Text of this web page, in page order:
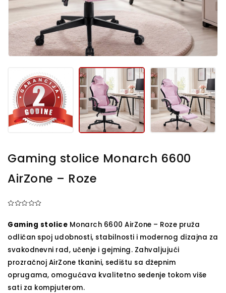
Gaming stolice Monarch 6600
AirZone – Roze
Gaming stolice Monarch 6600 AirZone – Roze pruža
odličan spoj udobnosti, stabilnosti i modernog dizajna za
svakodnevni rad, učenje i gejming. Zahvaljujući
prozračnoj AirZone tkanini, sedištu sa džepnim
oprugama, omogućava kvalitetno sedenje tokom više
sati za kompjuterom.